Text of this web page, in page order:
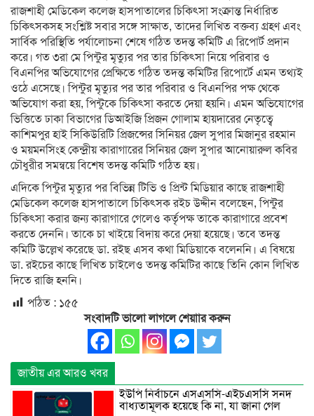
রাজশাহী মেডিকেল কলেজ হাসপাতালের চিকিৎসা সংক্রান্ত নির্ধারিত
চিকিৎসকসহ সংশ্লিষ্ট সবার সঙ্গে সাক্ষাত, তাদের লিখিত বক্তব্য গ্রহণ এবং
সার্বিক পরিস্থিতি পর্যালোচনা শেষে গঠিত তদন্ত কমিটি এ রিপোর্ট প্রদান
করে। গত ৩রা মে পিন্টুর মৃত্যুর পর তার চিকিৎসা নিয়ে পরিবার ও
বিএনপির অভিযোগের প্রেক্ষিতে গঠিত তদন্ত কমিটির রিপোর্টে এমন তথ্যই
ওঠে এসেছে। পিন্টুর মৃত্যুর পর তার পরিবার ও বিএনপির পক্ষ থেকে
অভিযোগ করা হয়, পিন্টুকে চিকিৎসা করতে দেয়া হয়নি। এমন অভিযোগের
ভিত্তিতে ঢাকা বিভাগের ডিআইজি প্রিজন গোলাম হায়দারের নেতৃত্বে
কাশিমপুর হাই সিকিউরিটি প্রিজন্সের সিনিয়র জেল সুপার মিজানুর রহমান
ও ময়মনসিংহ কেন্দ্রীয় কারাগারের সিনিয়র জেল সুপার আনোয়ারুল কবির
চৌধুরীর সমন্বয়ে বিশেষ তদন্ত কমিটি গঠিত হয়।
এদিকে পিন্টুর মৃত্যুর পর বিভিন্ন টিভি ও প্রিন্ট মিডিয়ার কাছে রাজশাহী
মেডিকেল কলেজ হাসপাতালে চিকিৎসক রইচ উদ্দীন বলেছেন, পিন্টুর
চিকিৎসা করার জন্য কারাগারে গেলেও কর্তৃপক্ষ তাকে কারাগারে প্রবেশ
করতে দেননি। তাকে চা খাইয়ে বিদায় করে দেয়া হয়েছে। তবে তদন্ত
কমিটি উল্লেখ করেছে ডা. রইছ এসব কথা মিডিয়াকে বলেননি। এ বিষয়ে
ডা. রইচের কাছে লিখিত চাইলেও তদন্ত কমিটির কাছে তিনি কোন লিখিত
দিতে রাজি হননি।
পঠিত : ১৫৫
সংবাদটি ভালো লাগলে শেয়াার করুন
জাতীয় এর আরও খবর
ইউপি নির্বাচনে এসএসসি-এইচএসসি সনদ
বাধ্যতামূলক হয়েছে কি না, যা জানা গেল